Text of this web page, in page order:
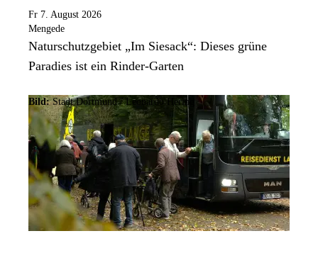
Fr 7. August 2026
Mengede
Naturschutzgebiet „Im Siesack“: Dieses grüne
Paradies ist ein Rinder-Garten
Bild: Stadt Dortmund / Leonardo Hering